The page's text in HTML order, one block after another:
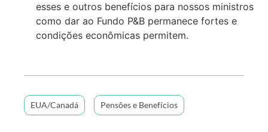
esses e outros benefícios para nossos ministros
como dar ao Fundo P&B permanece fortes e
condições econômicas permitem.
EUA/Canadá Pensões e Benefícios